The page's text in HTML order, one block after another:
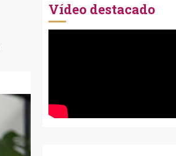
Vídeo destacado